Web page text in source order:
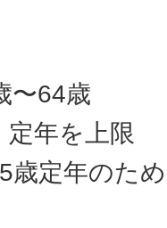
〜64歳
定年を上限
歳定年のた